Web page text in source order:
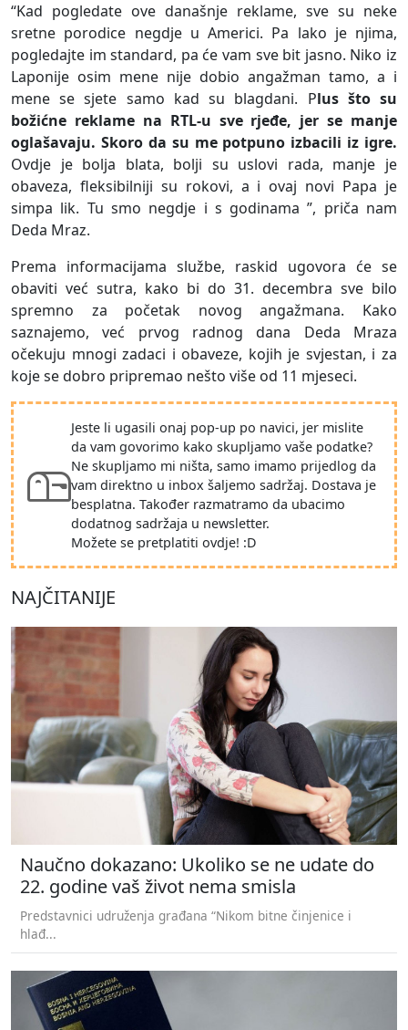
“Kad pogledate ove današnje reklame, sve su neke
sretne porodice negdje u Americi. Pa lako je njima,
pogledajte im standard, pa će vam sve bit jasno. Niko iz
Laponije osim mene nije dobio angažman tamo, a i
mene se sjete samo kad su blagdani. Plus što su
božićne reklame na RTL-u sve rjeđe, jer se manje
oglašavaju. Skoro da su me potpuno izbacili iz igre.
Ovdje je bolja blata, bolji su uslovi rada, manje je
obaveza, fleksibilniji su rokovi, a i ovaj novi Papa je
simpa lik. Tu smo negdje i s godinama ”, priča nam
Deda Mraz.
Prema informacijama službe, raskid ugovora će se
obaviti već sutra, kako bi do 31. decembra sve bilo
spremno za početak novog angažmana. Kako
saznajemo, već prvog radnog dana Deda Mraza
očekuju mnogi zadaci i obaveze, kojih je svjestan, i za
koje se dobro pripremao nešto više od 11 mjeseci.
Jeste li ugasili onaj pop-up po navici, jer mislite
da vam govorimo kako skupljamo vaše podatke?
Ne skupljamo mi ništa, samo imamo prijedlog da
vam direktno u inbox šaljemo sadržaj. Dostava je
besplatna. Također razmatramo da ubacimo
dodatnog sadržaja u newsletter.
Možete se pretplatiti ovdje! :D
NAJČITANIJE
Naučno dokazano: Ukoliko se ne udate do
22. godine vaš život nema smisla
Predstavnici udruženja građana “Nikom bitne činjenice i
hlađ...